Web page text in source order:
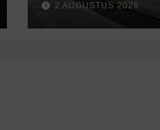
2 AUGUSTUS 2026